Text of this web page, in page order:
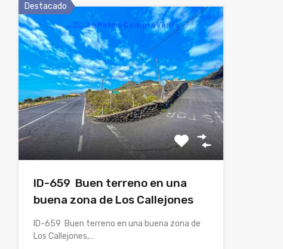
Destacado
ID-659 Buen terreno en una
buena zona de Los Callejones
ID-659 Buen terreno en una buena zona de
Los Callejones,…